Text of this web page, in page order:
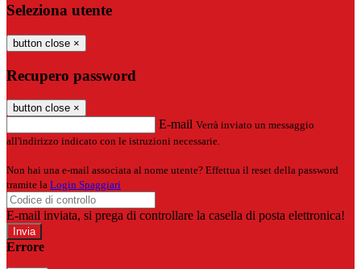
Seleziona utente
button close ×
Recupero password
button close ×
E-mail Verrà inviato un messaggio
all'indirizzo indicato con le istruzioni necessarie.
Non hai una e-mail associata al nome utente? Effettua il reset della password
tramite la Login Spaggiari
E-mail inviata, si prega di controllare la casella di posta elettronica!
Errore